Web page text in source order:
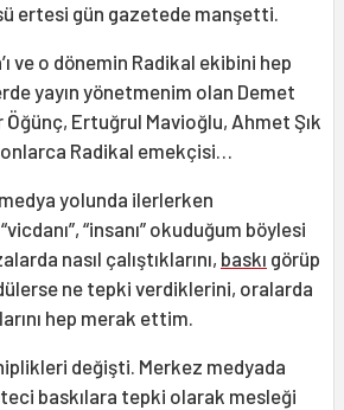
ertesi gün gazetede manşetti.
ve o dönemin Radikal ekibini hep
yayın yönetmenim olan Demet
Öğünç, Ertuğrul Mavioğlu, Ahmet Şık
onlarca Radikal emekçisi…
yolunda ilerlerken
“insanı” okuduğum böylesi
nasıl çalıştıklarını, baskı görüp
ne tepki verdiklerini, oralarda
hep merak ettim.
değişti. Merkez medyada
baskılara tepki olarak mesleği